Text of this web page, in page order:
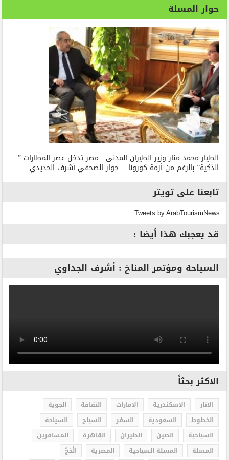
حوار المسلة
الطيار محمد منار وزير الطيران المدنى: مصر تدخل عصر المطارات ”
الذكية” بالرغم من أزمة كورونا… حوار الصحفي أشرف الحديدي
تابعنا على تويتر
Tweets by ArabTourismNews
قد يعجبك هذا أيضا :
السياحة ومؤتمر المناخ : أشرف الجداوي
الاكثر بحثاً
الاثار الاسكندرية الامارات الثقافة
الجوية
الخطوط
السعودية السفر السياح
السياحة
السياحية
الصين الطيران القاهرة
المسافرين
المسلة
المسلة السياحية المصرية
الْحَجُّ